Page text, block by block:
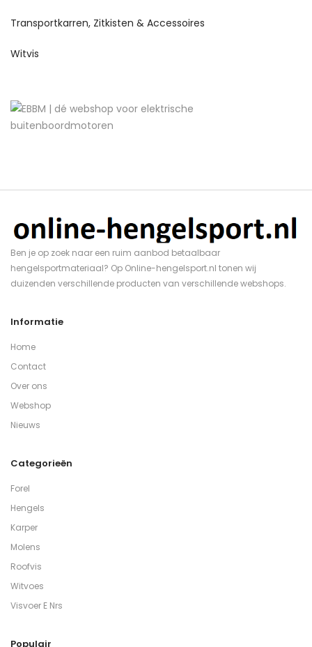
Transportkarren, Zitkisten & Accessoires
Witvis
Ben je op zoek naar een ruim aanbod betaalbaar
hengelsportmateriaal? Op Online-hengelsport.nl tonen wij
duizenden verschillende producten van verschillende webshops.
Informatie
Home
Contact
Over ons
Webshop
Nieuws
Categorieën
Forel
Hengels
Karper
Molens
Roofvis
Witvoes
Visvoer E Nrs
Populair